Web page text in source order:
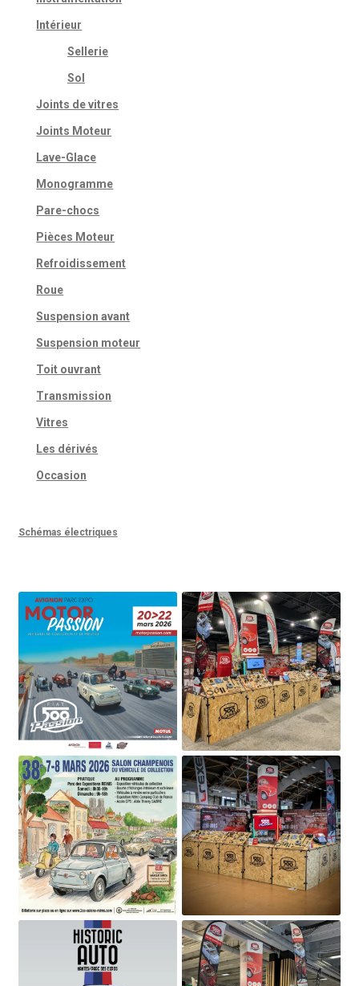
Intérieur
Sellerie
Sol
Joints de vitres
Joints Moteur
Lave-Glace
Monogramme
Pare-chocs
Pièces Moteur
Refroidissement
Roue
Suspension avant
Suspension moteur
Toit ouvrant
Transmission
Vitres
Les dérivés
Occasion
Schémas électriques